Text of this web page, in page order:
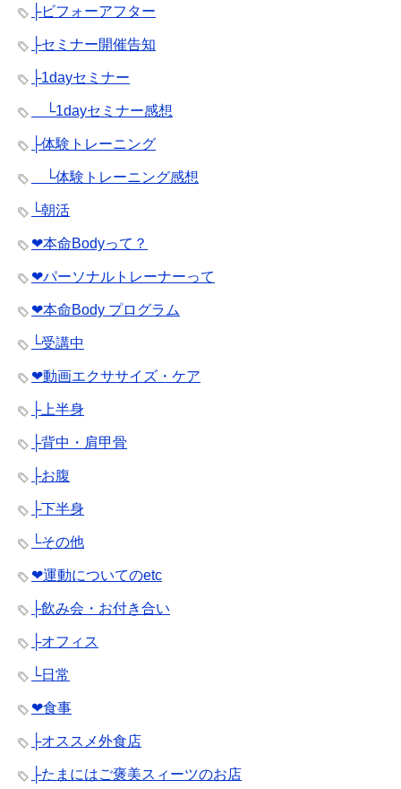
├ビフォーアフター
├セミナー開催告知
├1dayセミナー
└1dayセミナー感想
├体験トレーニング
└体験トレーニング感想
└朝活
❤︎本命Bodyって？
❤︎パーソナルトレーナーって
❤︎本命Body プログラム
└受講中
❤︎動画エクササイズ・ケア
├上半身
├背中・肩甲骨
├お腹
├下半身
└その他
❤︎運動についてのetc
├飲み会・お付き合い
├オフィス
└日常
❤︎食事
├オススメ外食店
├たまにはご褒美スィーツのお店